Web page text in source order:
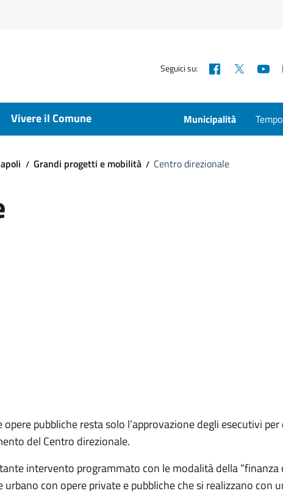
Seguici su: Facebook
Vivere il Comune Municipalità
Grandi progetti e mobilità Centro direzionale
pubbliche resta solo l’approvazione degli esecutivi
del Centro direzionale.
intervento programmato con le modalità della
con opere private e pubbliche che si realizzano con